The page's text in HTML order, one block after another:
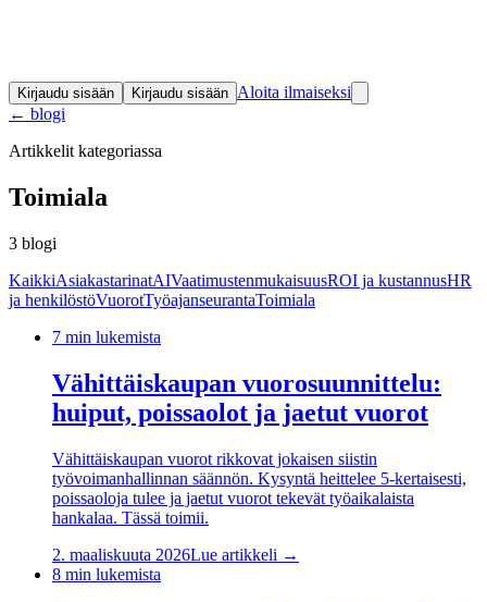
Kirjaudu sisään Kirjaudu sisään Aloita ilmaiseksi
← blogi
Artikkelit kategoriassa
Toimiala
3 blogi
KaikkiAsiakastarinatAIVaatimustenmukaisuusROI ja kustannusHR
ja henkilöstöVuorotTyöajanseurantaToimiala
7 min lukemista
Vähittäiskaupan vuorosuunnittelu:
huiput, poissaolot ja jaetut vuorot
Vähittäiskaupan vuorot rikkovat jokaisen siistin
työvoimanhallinnan säännön. Kysyntä heittelee 5-kertaisesti,
poissaoloja tulee ja jaetut vuorot tekevät työaikalaista
hankalaa. Tässä toimii.
2. maaliskuuta 2026Lue artikkeli →
8 min lukemista